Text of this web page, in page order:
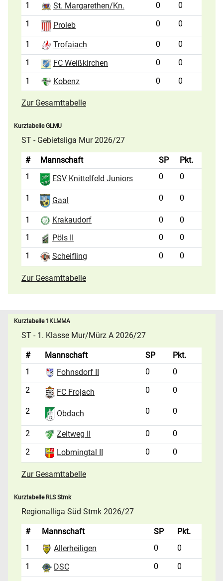
1
St. Margarethen/Kn. 0
0
1
Proleb 0 0
1 Trofaiach 0
0
1
FC Weißkirchen 0
0
1
Kobenz 0 0
Zur Gesamttabelle
Kurztabelle GLMU
ST - Gebietsliga Mur 2026/27
# Mannschaft SP
Pkt.
1
ESV Knittelfeld Juniors 0 0
1 Gaal 0 0
1 Krakaudorf 0
0
1
Pöls II 0
0
1
Scheifling 0 0
Zur Gesamttabelle
Kurztabelle 1KLMMA
ST - 1. Klasse Mur/Mürz A 2026/27
# Mannschaft SP
Pkt.
1
Fohnsdorf II 0
0
2
FC Frojach 0 0
2 Obdach 0 0
2 Zeltweg II 0
0
2
Lobmingtal II 0 0
Zur Gesamttabelle
Kurztabelle RLS Stmk
Regionalliga Süd Stmk 2026/27
# Mannschaft SP
Pkt.
1
Allerheiligen 0
0
1
DSC 0
0